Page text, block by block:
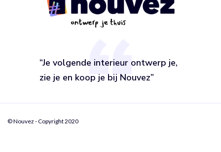
“Je volgende interieur ontwerp je,
zie je en koop je bij Nouvez”
© Nouvez - Copyright 2020